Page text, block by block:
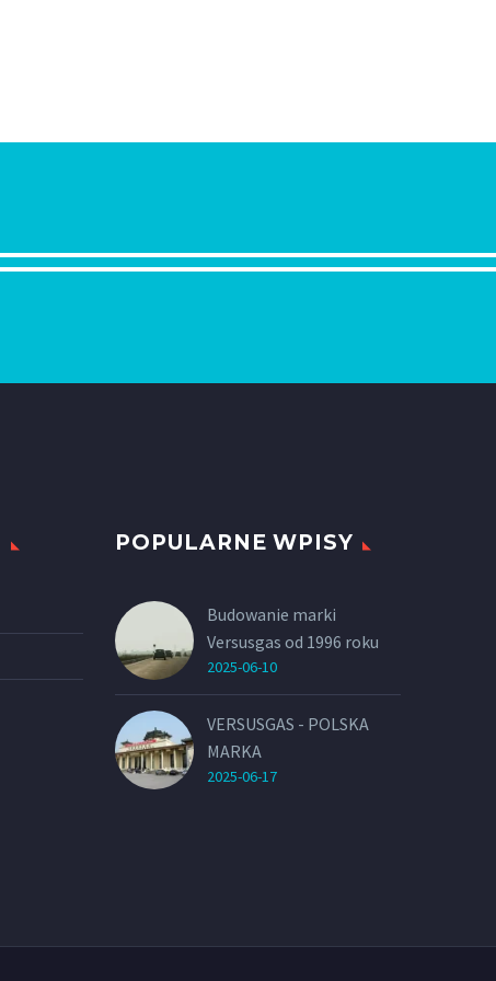
POPULARNE WPISY
Budowanie marki
Versusgas od 1996 roku
2025-06-10
VERSUSGAS - POLSKA
MARKA
2025-06-17